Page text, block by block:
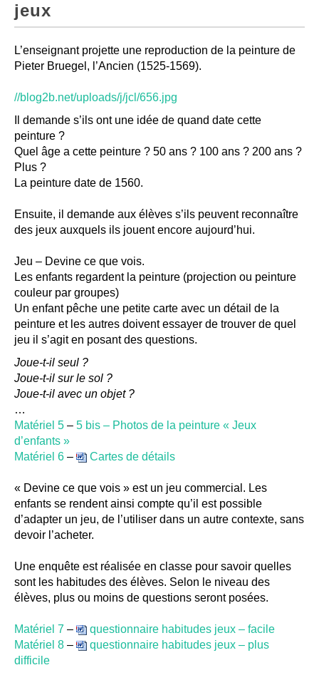
jeux
L’enseignant projette une reproduction de la peinture de
Pieter Bruegel, l’Ancien (1525-1569).
//blog2b.net/uploads/j/jcl/656.jpg
Il demande s’ils ont une idée de quand date cette
peinture ?
Quel âge a cette peinture ? 50 ans ? 100 ans ? 200 ans ?
Plus ?
La peinture date de 1560.
Ensuite, il demande aux élèves s’ils peuvent reconnaître
des jeux auxquels ils jouent encore aujourd’hui.
Jeu – Devine ce que vois.
Les enfants regardent la peinture (projection ou peinture
couleur par groupes)
Un enfant pêche une petite carte avec un détail de la
peinture et les autres doivent essayer de trouver de quel
jeu il s’agit en posant des questions.
Joue-t-il seul ?
Joue-t-il sur le sol ?
Joue-t-il avec un objet ?
…
Matériel 5 – 5 bis – Photos de la peinture « Jeux
d’enfants »
Matériel 6 – Cartes de détails
« Devine ce que vois » est un jeu commercial. Les
enfants se rendent ainsi compte qu’il est possible
d’adapter un jeu, de l’utiliser dans un autre contexte, sans
devoir l’acheter.
Une enquête est réalisée en classe pour savoir quelles
sont les habitudes des élèves. Selon le niveau des
élèves, plus ou moins de questions seront posées.
Matériel 7 –
questionnaire habitudes jeux – facile
Matériel 8 –
questionnaire habitudes jeux – plus
difficile